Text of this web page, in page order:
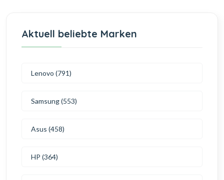
Aktuell beliebte Marken
Lenovo (791)
Samsung (553)
Asus (458)
HP (364)